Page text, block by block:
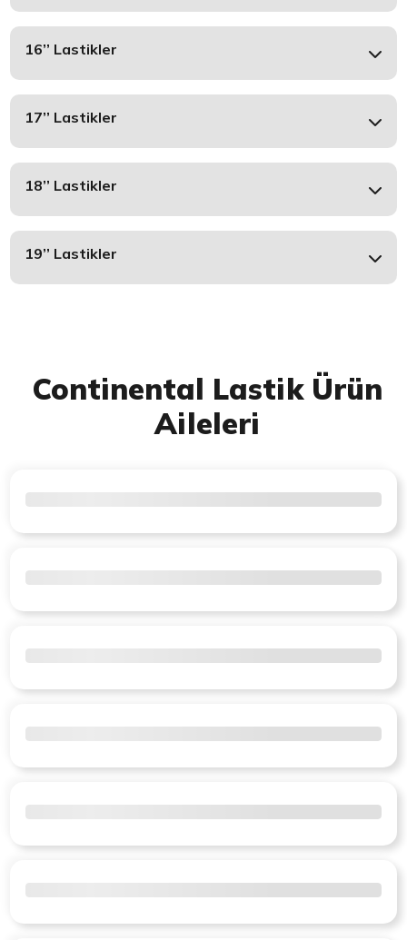
16’’ Lastikler
17’’ Lastikler
18’’ Lastikler
19’’ Lastikler
Continental Lastik Ürün
Aileleri